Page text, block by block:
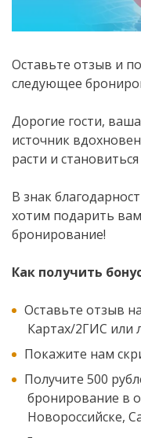
Оставьте отзыв и
следующее
Дорогие гости,
источник
расти и
В знак
хотим подарить
бронирование!
Как получить
Оставьте отзыв
Картах/2ГИС или
Покажите нам
Получите 500
бронирование в
Новороссийске,